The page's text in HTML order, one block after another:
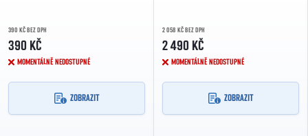
390 KČ BEZ DPH
390 KČ
MOMENTÁLNĚ NEDOSTUPNÉ
ZOBRAZIT
2 058 KČ BEZ DPH
2 490 KČ
MOMENTÁLNĚ NEDOSTUPNÉ
ZOBRAZIT